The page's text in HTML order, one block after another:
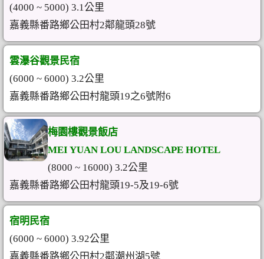
(4000 ~ 5000) 3.1公里
嘉義縣番路鄉公田村2鄰龍頭28號
雲瀑谷觀景民宿
(6000 ~ 6000) 3.2公里
嘉義縣番路鄉公田村龍頭19之6號附6
梅園樓觀景飯店
MEI YUAN LOU LANDSCAPE HOTEL
(8000 ~ 16000) 3.2公里
嘉義縣番路鄉公田村龍頭19-5及19-6號
宿明民宿
(6000 ~ 6000) 3.92公里
嘉義縣番路鄉公田村2鄰潮州湖5號